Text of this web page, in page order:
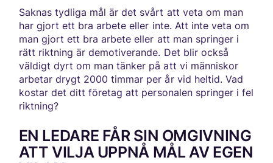
Saknas tydliga mål är det svårt att veta om man
har gjort ett bra arbete eller inte. Att inte veta om
man gjort ett bra arbete eller att man springer i
rätt riktning är demotiverande. Det blir också
väldigt dyrt om man tänker på att vi människor
arbetar drygt 2000 timmar per år vid heltid. Vad
kostar det ditt företag att personalen springer i fel
riktning?
EN LEDARE FÅR SIN OMGIVNING
ATT VILJA UPPNÅ MÅL AV EGEN